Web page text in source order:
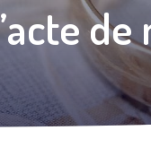
de